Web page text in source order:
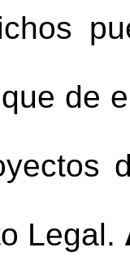
de
Legal.